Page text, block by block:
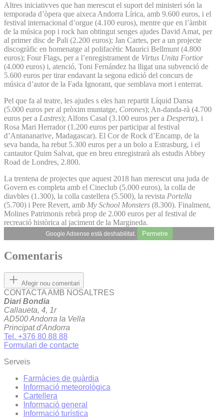
Altres iniciativves que han merescut el suport del ministeri són la
temporada d’òpera que aixeca Andorra Lírica, amb 9.600 euros, i el
festival internacional d’orgue (4.100 euros), mentre que en l’àmbit
de la música pop i rock han obtingut senges ajudes David Amat, per
al primer disc de Pali (2.200 euros); Jan Cartes, per a un projecte
discogràfic en homenatge al polifacètic Maurici Bellmunt (4.800
euros); Four Flags, per a l’enregistrament de Virtus Unita Fortior
(4.000 euros) i, atenció, Toni Fernández ha lligat una subvenció de
5.600 euros per tirar endavant la segona edició del concurs de
música d’autor de la Fada Ignorant, que semblava mort i enterrat.
Pel que fa al teatre, les ajudes s eles han repartit Líquid Dansa
(5.000 euros per al pròxim muntatge, Corones); An-danda-rà (4.700
euros per a Lastres); Alfons Casal (3.100 euros per a Desperta), i
Rosa Mari Herrador (1.200 euros per participar al festival
d’Antananarive, Madagascar). El Cor de Rock d’Encamp, de la
seva banda, ha rebut 5.300 euros per a un bolo a Estrasburg, i el
cantautor Quim Salvat, que en breu enregistrarà als estudis Abbey
Road de Londres, 2.800.
La trentena de projectes que aquest 2018 han merescut una juda de
Govern es completa amb el Cineclub (5.000 euros), la colla de
diavbles (1.300), la colla castellera (5.500), la revista Portella
(5.700) i Pere Revert, amb My School Monsters (8.300). Finalment,
Molines Patrimonis rebrà prop de 2.000 euros per al festival de
recreació històrica al jaciment de la Margineda.
Google Adsense està deshabilitat. Permetre
Comentaris
Afegir nou comentari
CONTACTA AMB NOSALTRES
Diari Bondia
Callaueta, 4, 1r
AD500 Andorra la Vella
Principat d'Andorra
Tel. +376 80 88 88
Formulari de contacte
Serveis
Farmàcies de guàrdia
Informació meteorològica
Cartellera
Informació general
Informació turística